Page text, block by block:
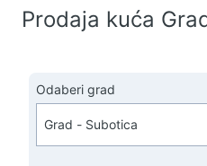
Prodaja kuća
Odaberi grad